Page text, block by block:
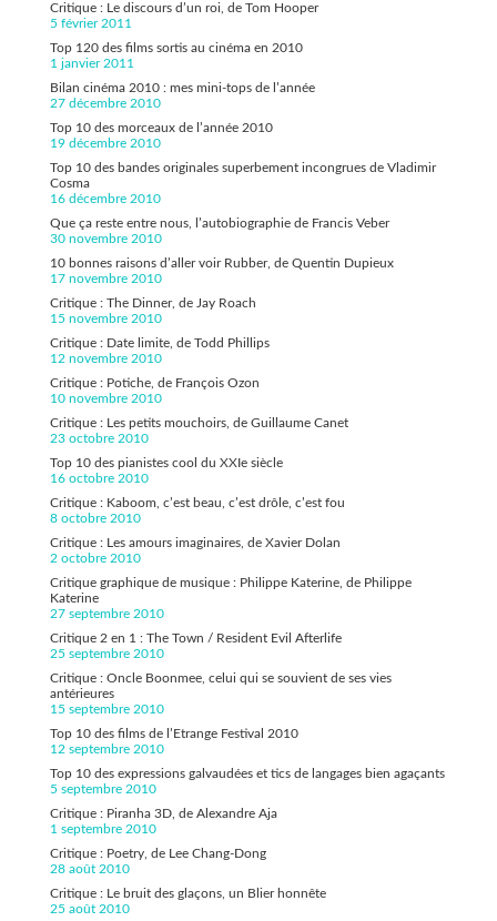
Critique : Le discours d’un roi, de Tom Hooper
5 février 2011
Top 120 des films sortis au cinéma en 2010
1 janvier 2011
Bilan cinéma 2010 : mes mini-tops de l’année
27 décembre 2010
Top 10 des morceaux de l’année 2010
19 décembre 2010
Top 10 des bandes originales superbement incongrues de Vladimir
Cosma
16 décembre 2010
Que ça reste entre nous, l’autobiographie de Francis Veber
30 novembre 2010
10 bonnes raisons d’aller voir Rubber, de Quentin Dupieux
17 novembre 2010
Critique : The Dinner, de Jay Roach
15 novembre 2010
Critique : Date limite, de Todd Phillips
12 novembre 2010
Critique : Potiche, de François Ozon
10 novembre 2010
Critique : Les petits mouchoirs, de Guillaume Canet
23 octobre 2010
Top 10 des pianistes cool du XXIe siècle
16 octobre 2010
Critique : Kaboom, c’est beau, c’est drôle, c’est fou
8 octobre 2010
Critique : Les amours imaginaires, de Xavier Dolan
2 octobre 2010
Critique graphique de musique : Philippe Katerine, de Philippe
Katerine
27 septembre 2010
Critique 2 en 1 : The Town / Resident Evil Afterlife
25 septembre 2010
Critique : Oncle Boonmee, celui qui se souvient de ses vies
antérieures
15 septembre 2010
Top 10 des films de l’Etrange Festival 2010
12 septembre 2010
Top 10 des expressions galvaudées et tics de langages bien agaçants
5 septembre 2010
Critique : Piranha 3D, de Alexandre Aja
1 septembre 2010
Critique : Poetry, de Lee Chang-Dong
28 août 2010
Critique : Le bruit des glaçons, un Blier honnête
25 août 2010